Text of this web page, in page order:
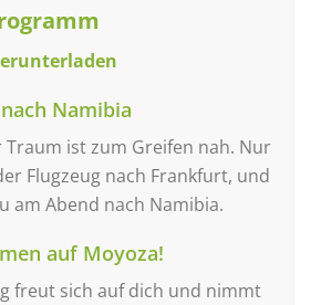
Namibia
ist zum Greifen nah. Nur
Flugzeug nach Frankfurt, und
am Abend nach Namibia.
auf Moyoza!
freut sich auf dich und nimmt